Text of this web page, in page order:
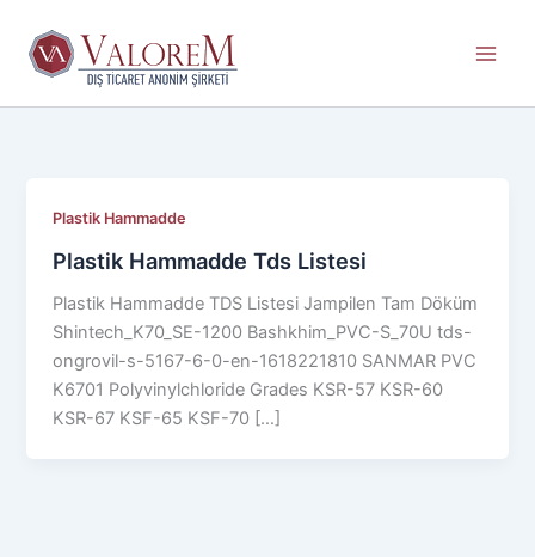
Plastik Hammadde
Plastik Hammadde Tds Listesi
Plastik Hammadde TDS Listesi Jampilen Tam Döküm
Shintech_K70_SE-1200 Bashkhim_PVC-S_70U tds-
ongrovil-s-5167-6-0-en-1618221810 SANMAR PVC
K6701 Polyvinylchloride Grades KSR-57 KSR-60
KSR-67 KSF-65 KSF-70 […]